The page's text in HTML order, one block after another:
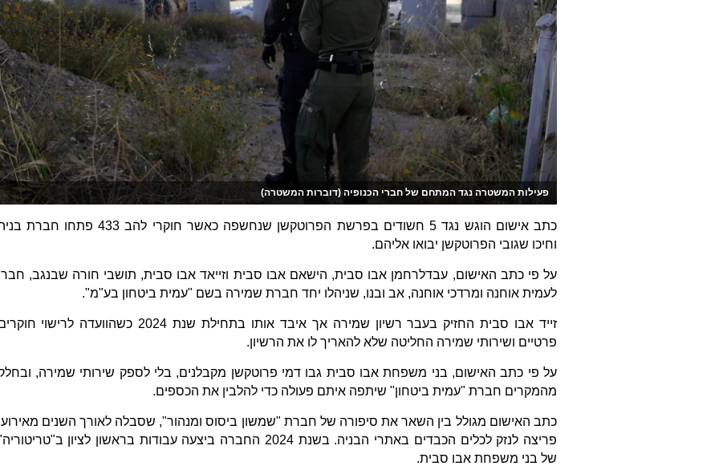
פעילות המשטרה נגד המתחם של חברי הכנופיה (דוברות המשטרה)
כתב אישום הוגש נגד 5 חשודים בפרשת הפרוטקשן שנחשפה כאשר חוקרי להב 433 פתחו חברת
וחיכו שגובי הפרוטקשן יבואו אליהם.
על פי כתב האישום, עבדלרחמן אבו סבית, הישאם אבו סבית וזייאד אבו סבית, תושבי חורה שבנגב,
לעמית אוחנה ומרדכי אוחנה, אב ובנו, שניהלו יחד חברת שמירה בשם "עמית ביטחון בע"מ".
זייד אבו סבית החזיק בעבר רשיון שמירה אך איבד אותו בתחילת שנת 2024 כשהוועדה לרישוי
פרטיים ושירותי שמירה החליטה שלא להאריך לו את הרשיון.
על פי כתב האישום, בני משפחת אבו סבית גבו דמי פרוטקשן מקבלנים, בלי לספק שירותי שמירה,
מהמקרים חברת "עמית ביטחון" שיתפה איתם פעולה כדי להלבין את הכספים.
כתב האישום מגולל בין השאר את סיפורה של חברת "שמשון ביסוס ומנהור", שסבלה לאורך השנים
פריצה לנזק לכלים הכבדים באתרי הבניה. בשנת 2024 החברה ביצעה עבודות בראשון לציון
של בני משפחת אבו סבית.